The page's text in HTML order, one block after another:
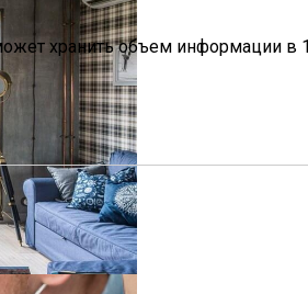
Пациентов С Мезотелиомой
хранить объем информации